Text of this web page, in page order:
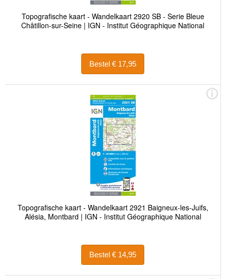
Topografische kaart - Wandelkaart 2920 SB - Serie Bleue
Châtillon-sur-Seine | IGN - Institut Géographique National
Bestel € 17,95
Topografische kaart - Wandelkaart 2921 Baigneux-les-Juifs,
Alésia, Montbard | IGN - Institut Géographique National
Bestel € 14,95